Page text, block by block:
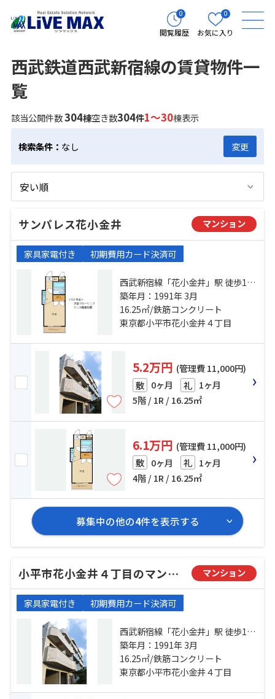
0
閲覧履歴
0
お気に入り
西武鉄道西武新宿線の賃貸物件一
覧
該当公開件数304棟空き数304件1～30棟表示
検索条件： なし 変更
サンパレス花小金井 マンション
家具家電付き 初期費用カード決済可
西武新宿線「花小金井」駅 徒歩15
分 西武新宿線「小平」駅 徒歩25分
西武新宿線「田無」駅 徒歩42分
築年月：1991年 3月
16.25㎡/鉄筋コンクリート
東京都小平市花小金井４丁目
5.2万円 (管理費 11,000円)
敷 0ヶ月 礼 1ヶ月
5階 / 1R / 16.25㎡
6.1万円 (管理費 11,000円)
敷 0ヶ月 礼 1ヶ月
4階 / 1R / 16.25㎡
募集中の他の4件を表示する
小平市花小金井４丁目のマンション マンション
家具家電付き 初期費用カード決済可
西武新宿線「花小金井」駅 徒歩15
分 西武新宿線「小平」駅 徒歩25分
西武新宿線「田無」駅 徒歩42分
築年月：1991年 3月
16.25㎡/鉄筋コンクリート
東京都小平市花小金井４丁目